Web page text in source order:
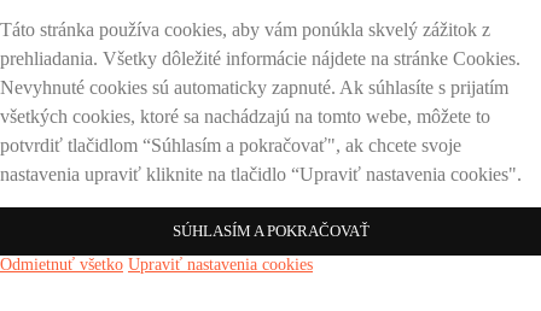
Táto stránka používa cookies, aby vám ponúkla skvelý zážitok z
prehliadania. Všetky dôležité informácie nájdete na stránke Cookies.
Nevyhnuté cookies sú automaticky zapnuté. Ak súhlasíte s prijatím
všetkých cookies, ktoré sa nachádzajú na tomto webe, môžete to
potvrdiť tlačidlom “Súhlasím a pokračovať", ak chcete svoje
nastavenia upraviť kliknite na tlačidlo “Upraviť nastavenia cookies".
SÚHLASÍM A POKRAČOVAŤ
Odmietnuť všetko Upraviť nastavenia cookies